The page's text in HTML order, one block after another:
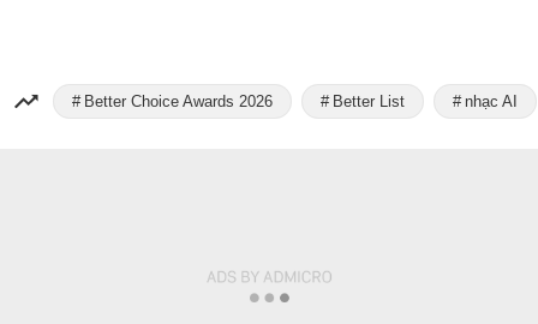
Better Choice Awards 2026 Better List nhạc AI